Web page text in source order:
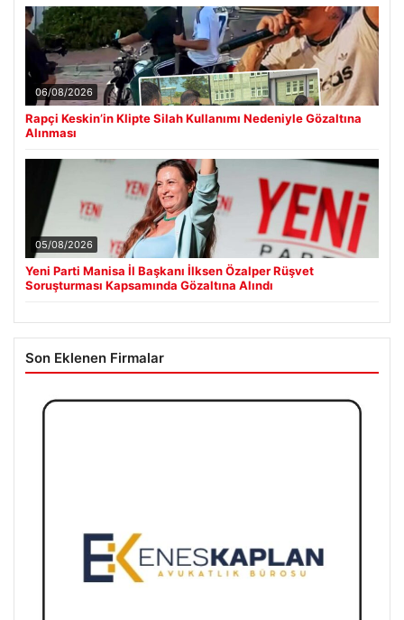
06/08/2026
Rapçi Keskin’in Klipte Silah Kullanımı Nedeniyle Gözaltına
Alınması
05/08/2026
Yeni Parti Manisa İl Başkanı İlksen Özalper Rüşvet
Soruşturması Kapsamında Gözaltına Alındı
Son Eklenen Firmalar